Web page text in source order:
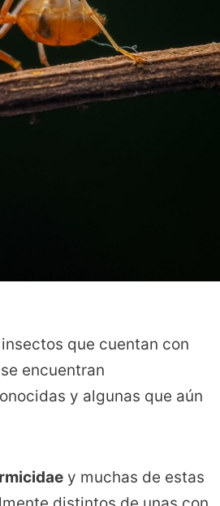
que cuentan con
encuentran
y algunas que aún
y muchas de estas